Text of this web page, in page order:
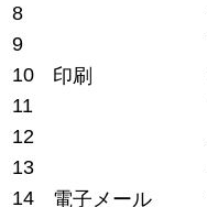
8
9
10
印刷
11
12
13
14
電子メール